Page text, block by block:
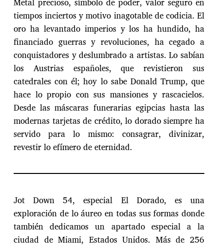
tiempos inciertos y motivo inagotable de codicia. El
oro ha levantado imperios y los ha hundido, ha
financiado guerras y revoluciones, ha cegado a
conquistadores y deslumbrado a artistas. Lo sabían
los Austrias españoles, que revistieron sus
catedrales con él; hoy lo sabe Donald Trump, que
hace lo propio con sus mansiones y rascacielos.
Desde las máscaras funerarias egipcias hasta las
modernas tarjetas de crédito, lo dorado siempre ha
servido para lo mismo: consagrar, divinizar,
revestir lo efímero de eternidad.
Jot Down 54, especial El Dorado, es una
exploración de lo áureo en todas sus formas donde
también dedicamos un apartado especial a la
ciudad de Miami, Estados Unidos. Más de 256